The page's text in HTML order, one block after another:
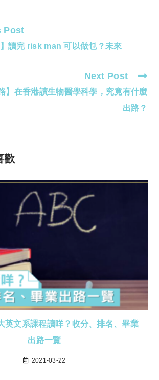
Post
】讀完 risk man 可以做乜？未來
Next Post
】在香港讀生物醫學科學，究竟有什麼
出路？
歡
英文系課程讀咩？收分、排名、畢業
出路一覽
2021-03-22